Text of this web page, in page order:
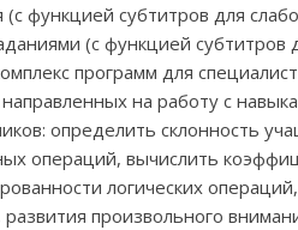
функцией субтитров для
(с функцией
программ для
на работу с
определить склонность
операций, вычислить
логических
произвольного